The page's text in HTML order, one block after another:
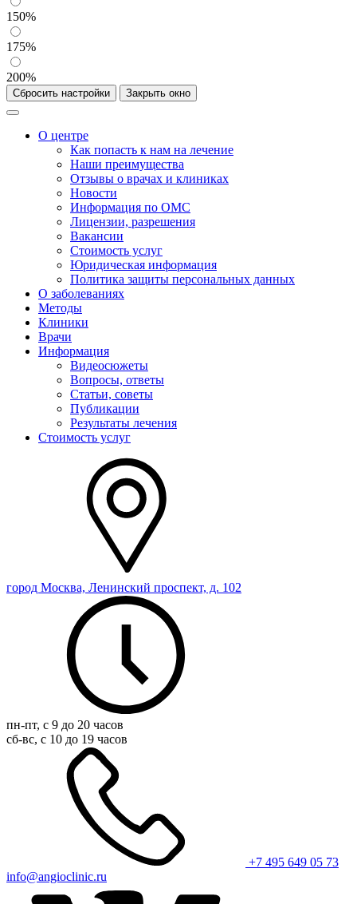
150%
175%
200%
Сбросить настройки Закрыть окно
О центре
Как попасть к нам на лечение
Наши преимущества
Отзывы о врачах и клиниках
Новости
Информация по ОМС
Лицензии, разрешения
Вакансии
Стоимость услуг
Юридическая информация
Политика защиты персональных данных
О заболеваниях
Методы
Клиники
Врачи
Информация
Видеосюжеты
Вопросы, ответы
Статьи, советы
Публикации
Результаты лечения
Стоимость услуг
город Москва, Ленинский проспект, д. 102
пн-пт, с 9 до 20 часов
сб-вс, с 10 до 19 часов
+7 495 649 05 73
info@angioclinic.ru